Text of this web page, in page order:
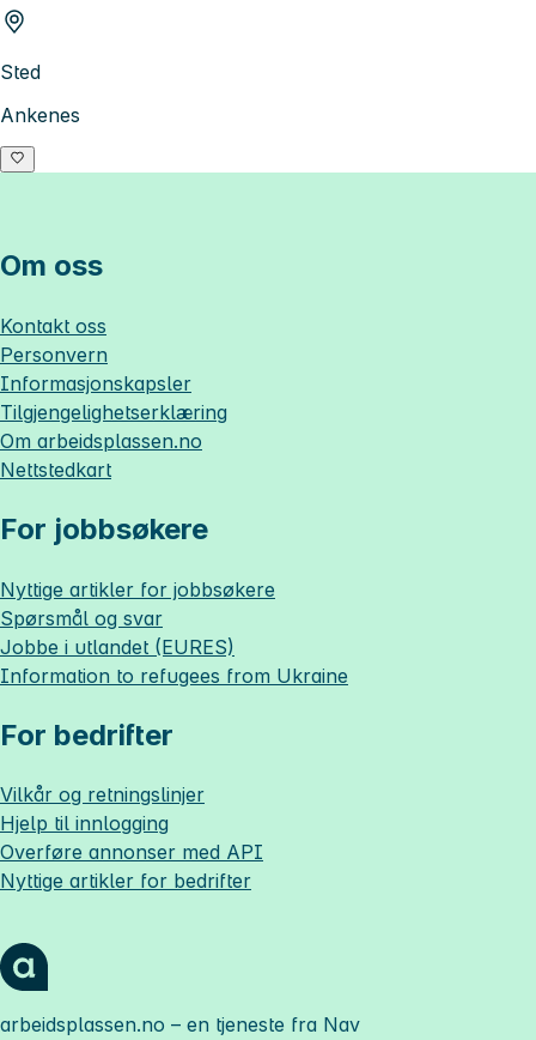
Sted
Ankenes
Om oss
Kontakt oss
Personvern
Informasjonskapsler
Tilgjengelighetserklæring
Om arbeidsplassen.no
Nettstedkart
For jobbsøkere
Nyttige artikler for jobbsøkere
Spørsmål og svar
Jobbe i utlandet (EURES)
Information to refugees from Ukraine
For bedrifter
Vilkår og retningslinjer
Hjelp til innlogging
Overføre annonser med API
Nyttige artikler for bedrifter
arbeidsplassen.no – en tjeneste fra Nav